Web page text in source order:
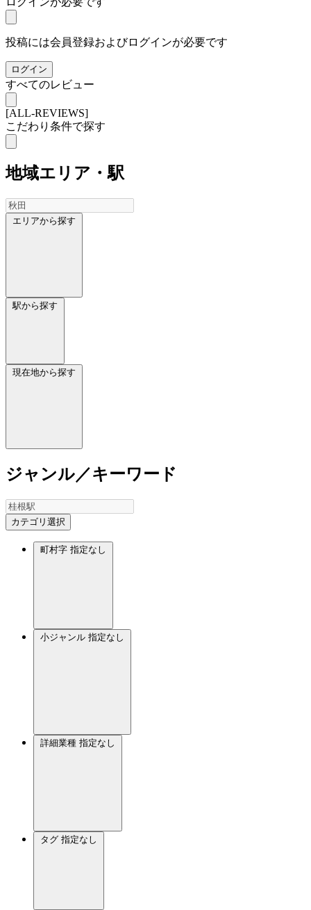
投稿には会員登録およびログインが必要です
ログイン
すべてのレビュー
[ALL-REVIEWS]
こだわり条件で探す
地域エリア・駅
エリアから探す
駅から探す
現在地から探す
ジャンル／キーワード
カテゴリ選択
町村字 指定なし
小ジャンル 指定なし
詳細業種 指定なし
タグ 指定なし